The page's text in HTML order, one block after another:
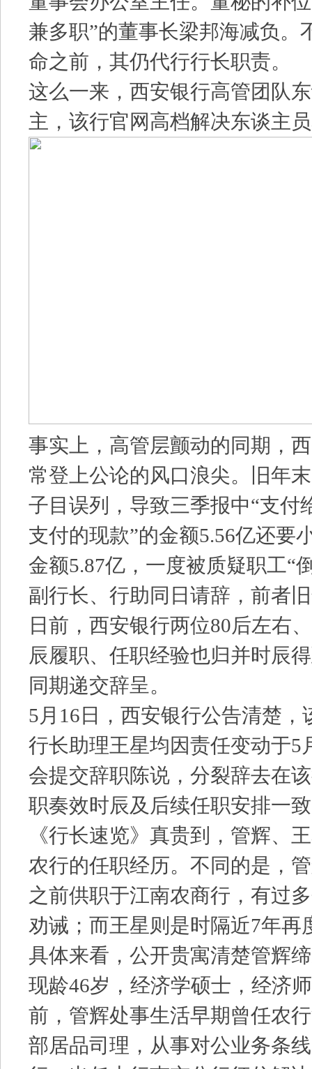
兼多职”的董事长梁邦海减负。
命之前，其仍代行行长职责。
这么一来，西安银行高管团队
主，该行官网高档解决东谈主
事实上，高管层颤动的同期，
常登上公论的风口浪尖。旧年
子目误列，导致三季报中“支付
支付的现款”的金额5.56亿还要
金额5.87亿，一度被质疑职工“
副行长、行助同日请辞，前者
日前，西安银行两位80后左右
辰履职、任职经验也归并时辰
同期递交辞呈。
5月16日，西安银行公告清楚，
行长助理王星均因责任变动于5
会提交辞职陈说，分裂辞去在
职奏效时辰及后续任职安排一
《行长速览》真贵到，管辉、
农行的任职经历。不同的是，
之前供职于江南农商行，有过
劝诫；而王星则是时隔近7年再
具体来看，公开贵寓清楚管辉
现龄46岁，经济学硕士，经济
前，管辉处事生活早期曾任农
部居品司理，从事对公业务条